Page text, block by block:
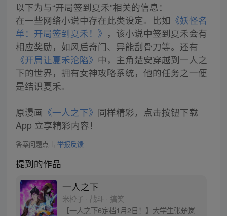
以下为与“开局签到夏禾”相关的信息：
在一些网络小说中存在此类设定。比如 《妖怪名
单：开局签到夏禾！》 ，该小说中签到夏禾会有
相应奖励，如风后奇门、异能刮骨刀等。还有
《开局让夏禾沦陷》 中，主角楚安穿越到一人之
下的世界，拥有女神攻略系统，他的任务之一便
是结识夏禾。
原漫画 《一人之下》 同样精彩，点击按钮下载
App 立享精彩内容！
答案问题点击 举报反馈
提到的作品
一人之下
米橙子 · 战斗 · 搞笑
【一人之下6定档1月2日！】大学生张楚岚